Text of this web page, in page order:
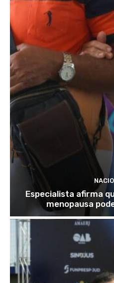
Especialista afirma
menopausa